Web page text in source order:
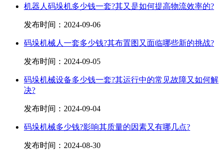
机器人码垛机多少钱一套?其又是如何提高物流效率的?
发布时间： 2024-09-06
码垛机械人一套多少钱?其布置图又面临哪些新的挑战?
发布时间： 2024-09-05
码垛机械设备多少钱一套?其运行中的常见故障又如何解
决?
发布时间： 2024-09-04
码垛机械多少钱?影响其质量的因素又有哪几点?
发布时间： 2024-08-30